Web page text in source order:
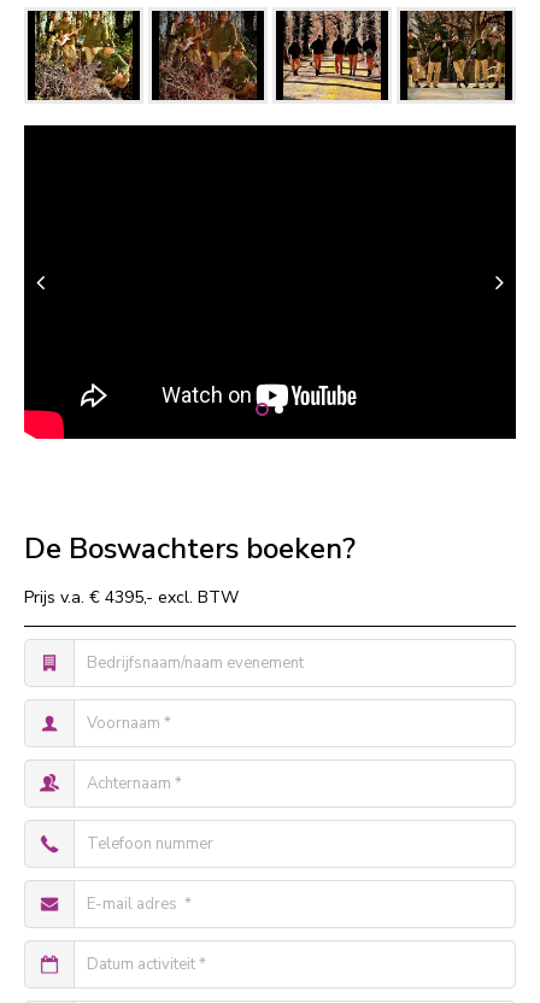
De Boswachters boeken?
Prijs v.a. € 4395,- excl. BTW